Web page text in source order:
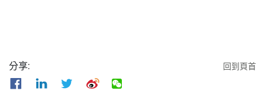
分享: 回到頁首